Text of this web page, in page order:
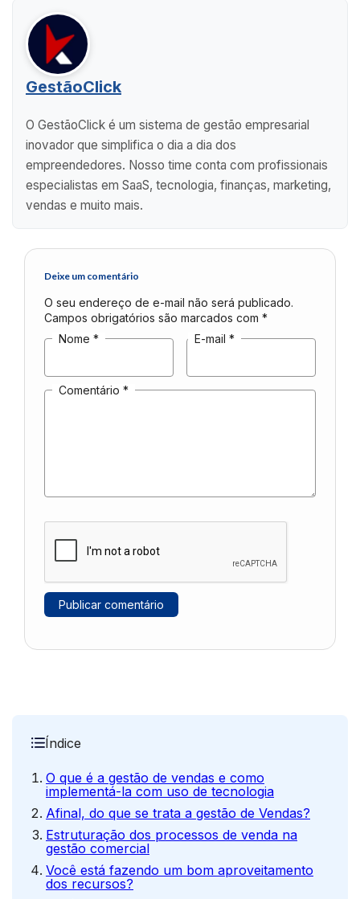
GestãoClick
O GestãoClick é um sistema de gestão empresarial
inovador que simplifica o dia a dia dos
empreendedores. Nosso time conta com profissionais
especialistas em SaaS, tecnologia, finanças, marketing,
vendas e muito mais.
Deixe um comentário
O seu endereço de e-mail não será publicado.
Campos obrigatórios são marcados com *
Nome * E-mail *
Comentário *
Índice
O que é a gestão de vendas e como
implementá-la com uso de tecnologia
Afinal, do que se trata a gestão de Vendas?
Estruturação dos processos de venda na
gestão comercial
Você está fazendo um bom aproveitamento
dos recursos?